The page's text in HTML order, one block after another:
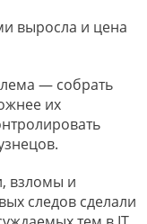
выросла и цена
— собрать
их
взломы и
следов сделали